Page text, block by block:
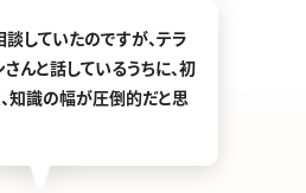
していたのですが、テラ
んと話しているうちに、初
知識の幅が圧倒的だと思